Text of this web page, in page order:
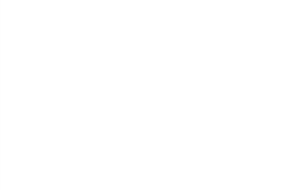
производства растяжение
смесью, поэтому